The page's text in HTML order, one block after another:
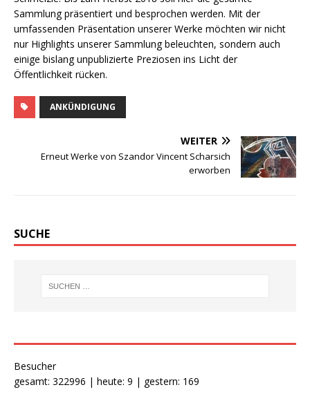
Sammlung präsentiert und besprochen werden. Mit der
umfassenden Präsentation unserer Werke möchten wir nicht
nur Highlights unserer Sammlung beleuchten, sondern auch
einige bislang unpublizierte Preziosen ins Licht der
Öffentlichkeit rücken.
ANKÜNDIGUNG
WEITER
Erneut Werke von Szandor Vincent Scharsich
erworben
SUCHE
Besucher
gesamt: 322996 | heute: 9 | gestern: 169